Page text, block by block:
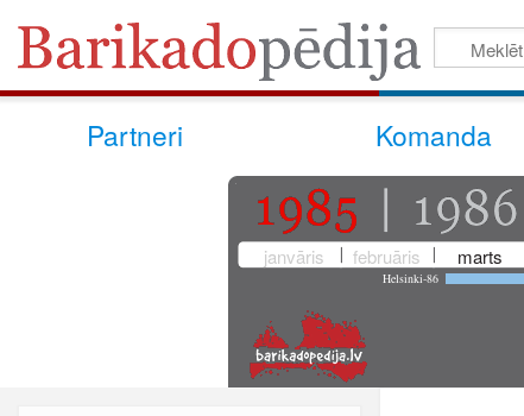
Partneri Komanda
janvāris februāris marts
Helsinki-86